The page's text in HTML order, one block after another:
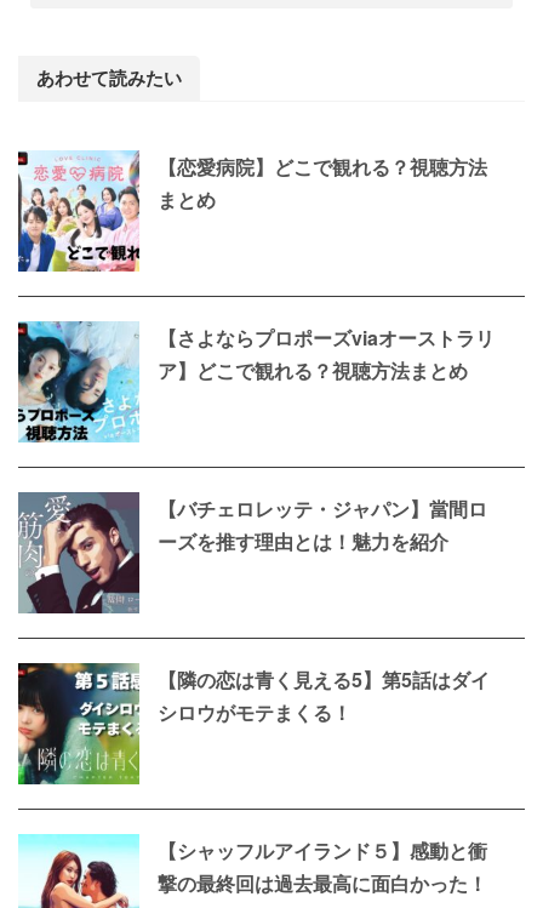
あわせて読みたい
【恋愛病院】どこで観れる？視聴方法
まとめ
【さよならプロポーズviaオーストラリ
ア】どこで観れる？視聴方法まとめ
【バチェロレッテ・ジャパン】當間ロ
ーズを推す理由とは！魅力を紹介
【隣の恋は青く見える5】第5話はダイ
シロウがモテまくる！
【シャッフルアイランド５】感動と衝
撃の最終回は過去最高に面白かった！